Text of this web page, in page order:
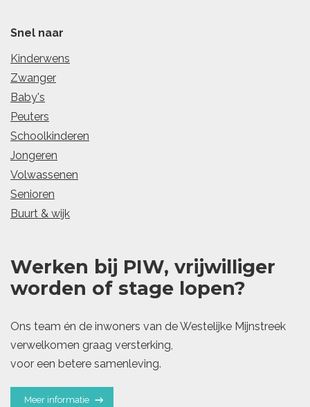
Snel naar
Kinderwens
Zwanger
Baby's
Peuters
Schoolkinderen
Jongeren
Volwassenen
Senioren
Buurt & wijk
Werken bij PIW, vrijwilliger
worden of stage lopen?
Ons team én de inwoners van de Westelijke Mijnstreek
verwelkomen graag versterking,
voor een betere samenleving.
Meer informatie